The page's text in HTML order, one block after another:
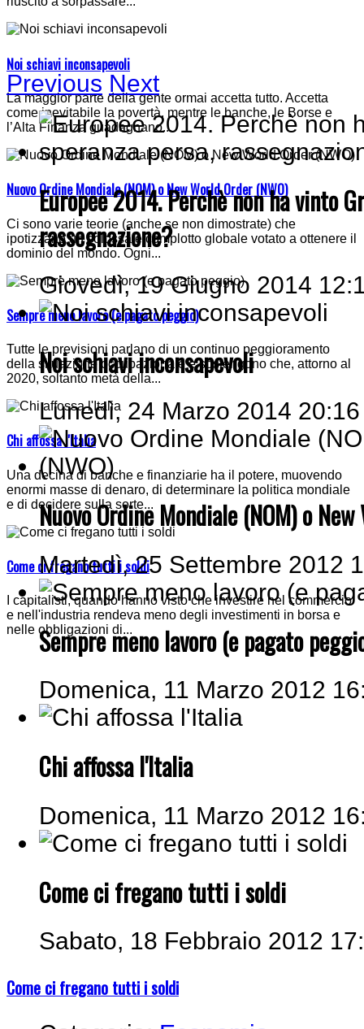
Noi schiavi inconsapevoli
La maggior parte della gente ormai accetta tutto. Accetta
come inevitabile la povertà, mentre le banche, le Borse e
l’Alta Finanza guadagnano...
Nuovo Ordine Mondiale (NOM) o New World Order (NWO)
Ci sono varie teorie (anche se non dimostrate) che
ipotizzano un colossale complotto globale votato a ottenere il
dominio del mondo. Ogni...
Sempre meno lavoro (e pagato peggio)
Tutte le previsioni parlano di un continuo peggioramento
della situazione occupazionale e sostengono che, attorno al
2020, soltanto metà della...
Chi affossa l'Italia
Una decina di banche e finanziarie ha il potere, muovendo
enormi masse di denaro, di determinare la politica mondiale
e di decidere sulla sorte...
Come ci fregano tutti i soldi
I capitalisti, quando hanno visto che investire nel commercio
e nell'industria rendeva meno degli investimenti in borsa e
nelle obbligazioni di...
Previous Next
Europee 2014. Perchè non ha vinto
rassegnazione?
Giovedì, 19 Giugno 2014
Noi schiavi inconsapevoli
Lunedì, 24 Marzo 2014 20:16
Nuovo Ordine Mondiale (NOM) o
Martedì, 25 Settembre 2012
Sempre meno lavoro (e pagato
Domenica, 11 Marzo 2012
Chi affossa l'Italia
Domenica, 11 Marzo 2012
Come ci fregano tutti i soldi
Sabato, 18 Febbraio 2012
Come ci fregano tutti i soldi